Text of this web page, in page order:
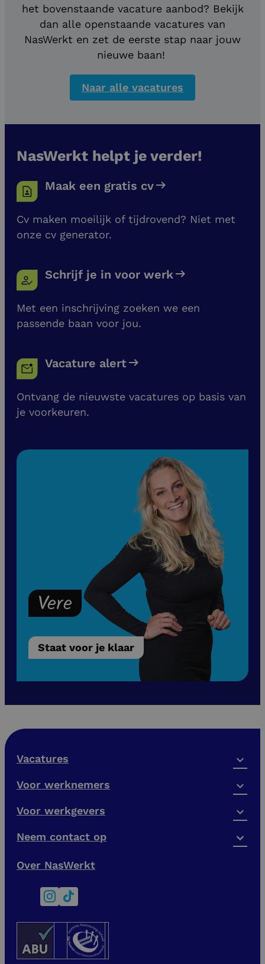
het bovenstaande vacature aanbod? Bekijk
dan alle openstaande vacatures van
NasWerkt en zet de eerste stap naar jouw
nieuwe baan!
Naar alle vacatures
NasWerkt helpt je verder!
Maak een gratis cv
Cv maken moeilijk of tijdrovend? Niet met
onze cv generator.
Schrijf je in voor werk
Met een inschrijving zoeken we een
passende baan voor jou.
Vacature alert
Ontvang de nieuwste vacatures op basis van
je voorkeuren.
Vere
Staat voor je klaar
Vacatures
Voor werknemers
Voor werkgevers
Neem contact op
Over NasWerkt